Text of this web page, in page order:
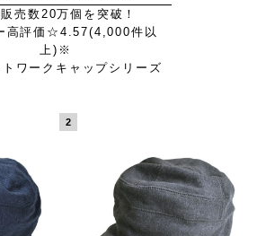
売数20万個を突破！
高評価☆4.57(4,000件以
上)※
トワークキャップシリーズ